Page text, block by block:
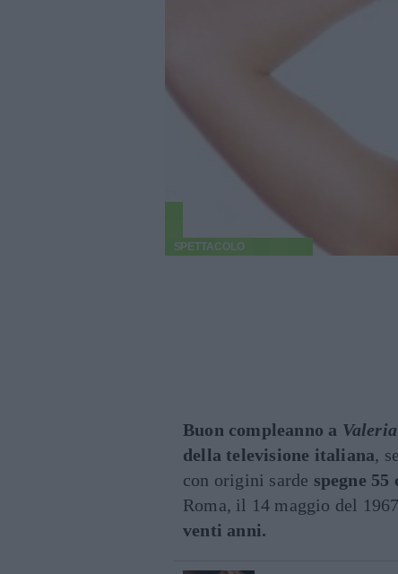
SPETTACOLO
Buon compleanno a
della televisione italiana,
con origini sarde spegne
Roma, il 14 maggio del
venti anni.